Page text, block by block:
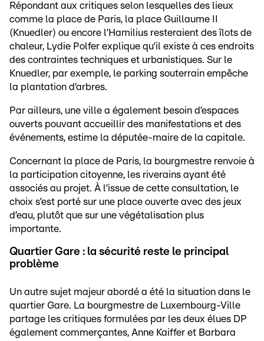
Répondant aux critiques selon lesquelles des lieux
comme la place de Paris, la place Guillaume II
(Knuedler) ou encore l’Hamilius resteraient des îlots de
chaleur, Lydie Polfer explique qu’il existe à ces endroits
des contraintes techniques et urbanistiques. Sur le
Knuedler, par exemple, le parking souterrain empêche
la plantation d’arbres.
Par ailleurs, une ville a également besoin d’espaces
ouverts pouvant accueillir des manifestations et des
événements, estime la députée-maire de la capitale.
Concernant la place de Paris, la bourgmestre renvoie à
la participation citoyenne, les riverains ayant été
associés au projet. À l’issue de cette consultation, le
choix s’est porté sur une place ouverte avec des jeux
d’eau, plutôt que sur une végétalisation plus
importante.
Quartier Gare : la sécurité reste le principal
problème
Un autre sujet majeur abordé a été la situation dans le
quartier Gare. La bourgmestre de Luxembourg-Ville
partage les critiques formulées par les deux élues DP
également commerçantes, Anne Kaiffer et Barbara